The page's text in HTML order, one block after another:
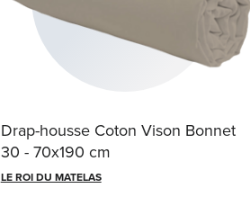
Drap-housse Coton Vison Bonnet
30 - 70x190 cm
LE ROI DU MATELAS